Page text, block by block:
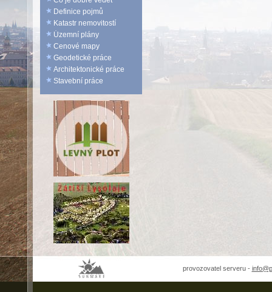
Definice pojmů
Katastr nemovitostí
Územní plány
Cenové mapy
Geodetické práce
Architektonické práce
Stavební práce
provozovatel serveru -